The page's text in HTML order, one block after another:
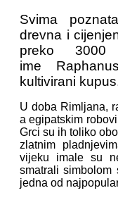
Svima
drevna i
preko 3000
ime
kultivirani
U doba Rimljana,
a egipatskim
Grci su ih toliko
zlatnim
vijeku imale su
smatrali
jedna od